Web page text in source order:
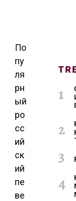
По
пу
ля
рн
ый
ро
сс
ий
ск
ий
пе
ве